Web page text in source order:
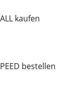
kaufen
bestellen